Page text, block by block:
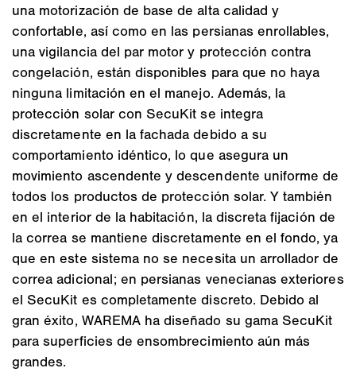
una motorización de base de alta calidad y
confortable, así como en las persianas enrollables,
una vigilancia del par motor y protección contra
congelación, están disponibles para que no haya
ninguna limitación en el manejo. Además, la
protección solar con SecuKit se integra
discretamente en la fachada debido a su
comportamiento idéntico, lo que asegura un
movimiento ascendente y descendente uniforme de
todos los productos de protección solar. Y también
en el interior de la habitación, la discreta fijación de
la correa se mantiene discretamente en el fondo, ya
que en este sistema no se necesita un arrollador de
correa adicional; en persianas venecianas exteriores
el SecuKit es completamente discreto. Debido al
gran éxito, WAREMA ha diseñado su gama SecuKit
para superficies de ensombrecimiento aún más
grandes.